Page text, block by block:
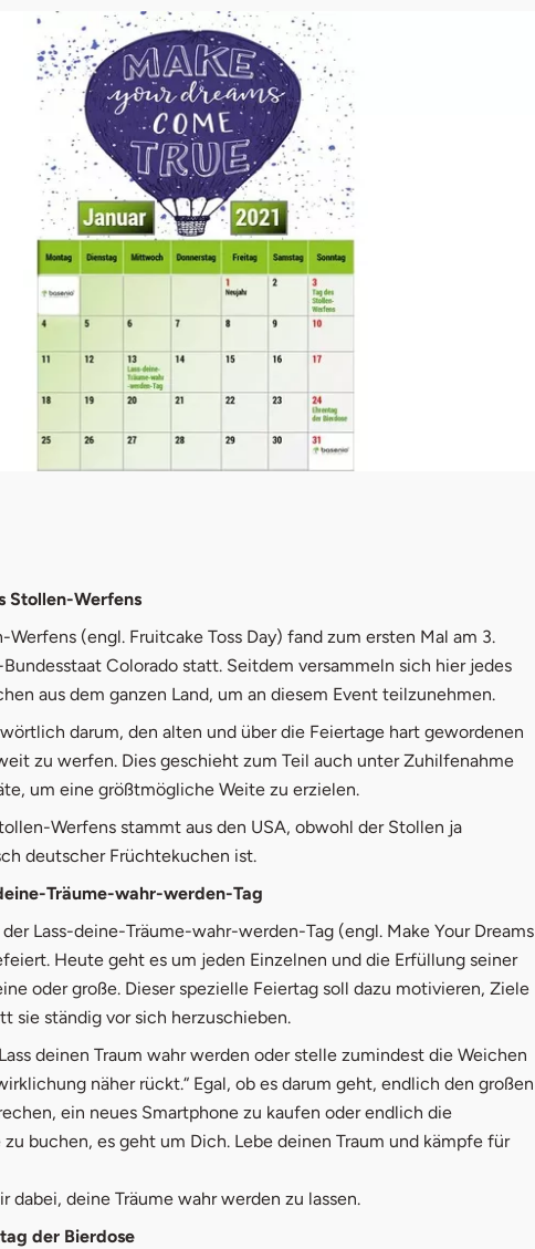
Stollen-Werfens
Werfens (engl. Fruitcake Toss Day) fand zum ersten Mal am 3.
Bundesstaat Colorado statt. Seitdem versammeln sich hier jedes
aus dem ganzen Land, um an diesem Event teilzunehmen.
darum, den alten und über die Feiertage hart gewordenen
zu werfen. Dies geschieht zum Teil auch unter Zuhilfenahme
um eine größtmögliche Weite zu erzielen.
Werfens stammt aus den USA, obwohl der Stollen ja
deutscher Früchtekuchen ist.
Träume-wahr-werden-Tag
Lass-deine-Träume-wahr-werden-Tag (engl. Make Your Dreams
Heute geht es um jeden Einzelnen und die Erfüllung seiner
oder große. Dieser spezielle Feiertag soll dazu motivieren, Ziele
sie ständig vor sich herzuschieben.
deinen Traum wahr werden oder stelle zumindest die Weichen
näher rückt.“ Egal, ob es darum geht, endlich den großen
ein neues Smartphone zu kaufen oder endlich die
zu buchen, es geht um Dich. Lebe deinen Traum und kämpfe für
dabei, deine Träume wahr werden zu lassen.
der Bierdose